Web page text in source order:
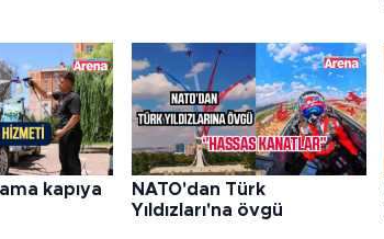
kapıya
NATO'dan Türk
Yıldızları'na övgü